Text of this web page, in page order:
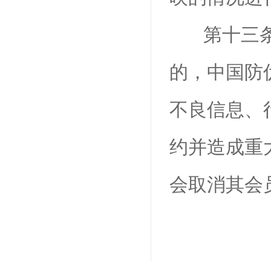
第十三
的，中国防
不良信息、
约并造成重
会取消其会